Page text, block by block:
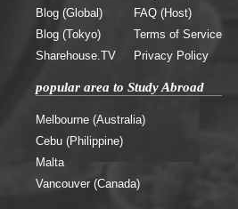
Blog (Global)
Blog (Tokyo)
Sharehouse.TV
FAQ (Host)
Terms of Service
Privacy Policy
popular area to Study Abroad
Melbourne (Australia)
Cebu (Philippine)
Malta
Vancouver (Canada)